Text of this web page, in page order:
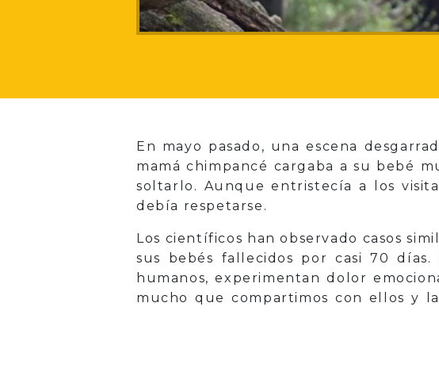
En mayo pasado, una escena
mamá chimpancé cargaba a su bebé
soltarlo. Aunque entristecía a los
debía respetarse.
Los científicos han observado casos
sus bebés fallecidos por casi 70
humanos, experimentan dolor
mucho que compartimos con ellos y